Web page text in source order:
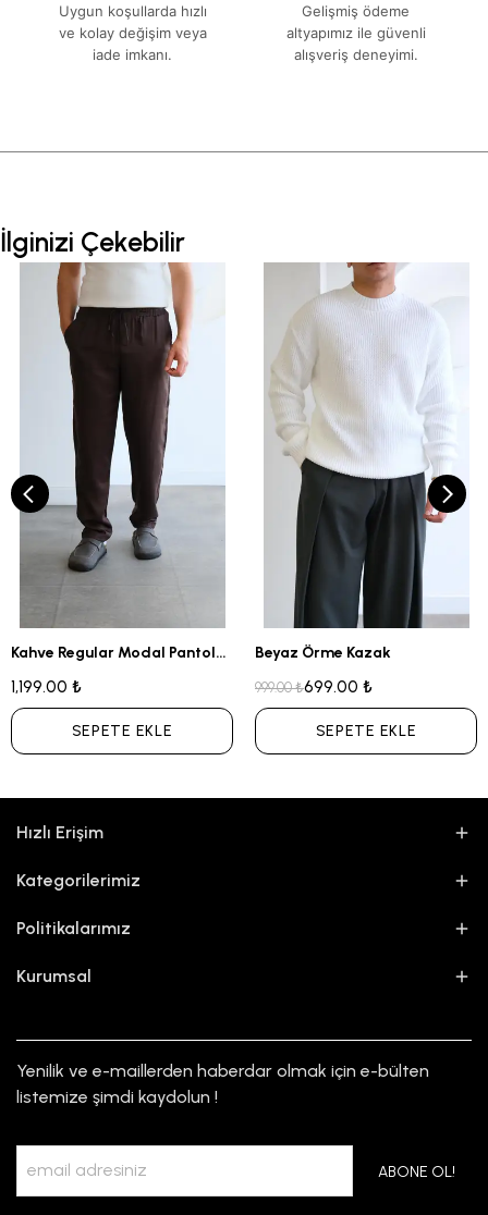
Uygun koşullarda hızlı
ve kolay değişim veya
iade imkanı.
Gelişmiş ödeme
altyapımız ile güvenli
alışveriş deneyimi.
İlginizi Çekebilir
Kahve Regular Modal Pantolon
1,199.00 ₺
SEPETE EKLE
Beyaz Örme Kazak
999.00 ₺699.00 ₺
SEPETE EKLE
Hızlı Erişim
Kategorilerimiz
Politikalarımız
Kurumsal
Yenilik ve e-maillerden haberdar olmak için e-bülten
listemize şimdi kaydolun !
ABONE OL!